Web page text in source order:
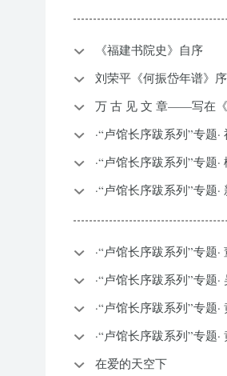
《福建书院史》自序
刘荣平《何振岱年谱》序
万 古 见 文 章——写在
·“卢馆长序跋系列”专
·“卢馆长序跋系列”专题
·“卢馆长序跋系列”专
·“卢馆长序跋系列”专题
·“卢馆长序跋系列”专题
·“卢馆长序跋系列”专题
·“卢馆长序跋系列”专题
在爱的天空下